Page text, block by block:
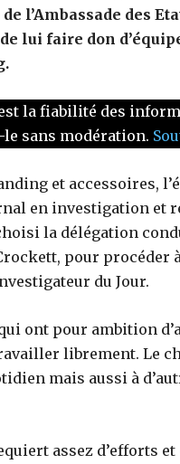
l’Ambassade des
lui faire don
la fiabilité des
sans modération.
et accessoires,
en investigation et
la délégation
pour procéder
du Jour.
ont pour ambition
librement. Le
mais aussi à
assez d’efforts et